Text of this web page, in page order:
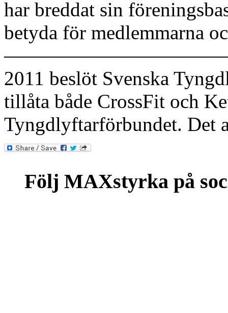
har breddat sin
betyda för medlemmarna
2011 beslöt Svenska
tillåta både CrossFit och
Tyngdlyftarförbundet. Det
Följ MAXstyrka på